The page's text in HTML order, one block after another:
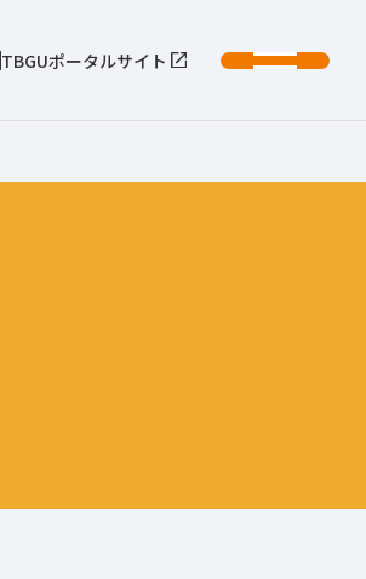
TBGUポータルサイト